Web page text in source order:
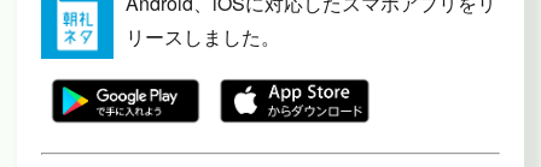
リースしました。